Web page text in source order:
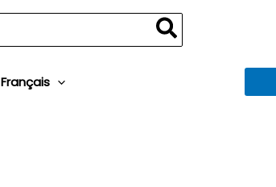
Français